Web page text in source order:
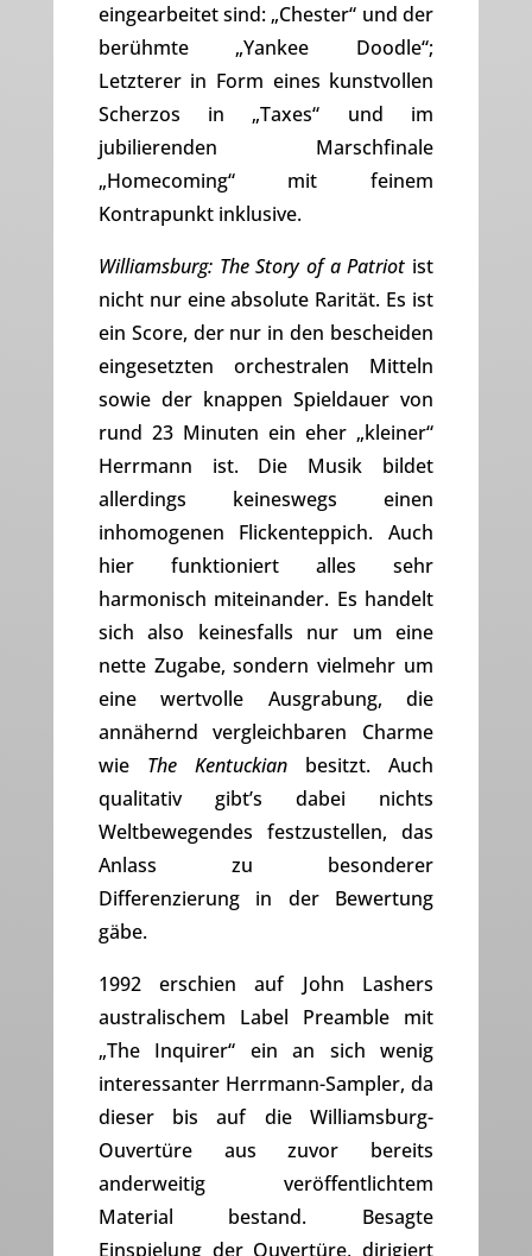
eingearbeitet sind: „Chester“ und der
berühmte „Yankee Doodle“;
Letzterer in Form eines kunstvollen
Scherzos in „Taxes“ und im
jubilierenden Marschfinale
„Homecoming“ mit feinem
Kontrapunkt inklusive.
Williamsburg: The Story of a Patriot ist
nicht nur eine absolute Rarität. Es ist
ein Score, der nur in den bescheiden
eingesetzten orchestralen Mitteln
sowie der knappen Spieldauer von
rund 23 Minuten ein eher „kleiner“
Herrmann ist. Die Musik bildet
allerdings keineswegs einen
inhomogenen Flickenteppich. Auch
hier funktioniert alles sehr
harmonisch miteinander. Es handelt
sich also keinesfalls nur um eine
nette Zugabe, sondern vielmehr um
eine wertvolle Ausgrabung, die
annähernd vergleichbaren Charme
wie The Kentuckian besitzt. Auch
qualitativ gibt’s dabei nichts
Weltbewegendes festzustellen, das
Anlass zu besonderer
Differenzierung in der Bewertung
gäbe.
1992 erschien auf John Lashers
australischem Label Preamble mit
„The Inquirer“ ein an sich wenig
interessanter Herrmann-Sampler, da
dieser bis auf die Williamsburg-
Ouvertüre aus zuvor bereits
anderweitig veröffentlichtem
Material bestand. Besagte
Einspielung der Ouvertüre, dirigiert